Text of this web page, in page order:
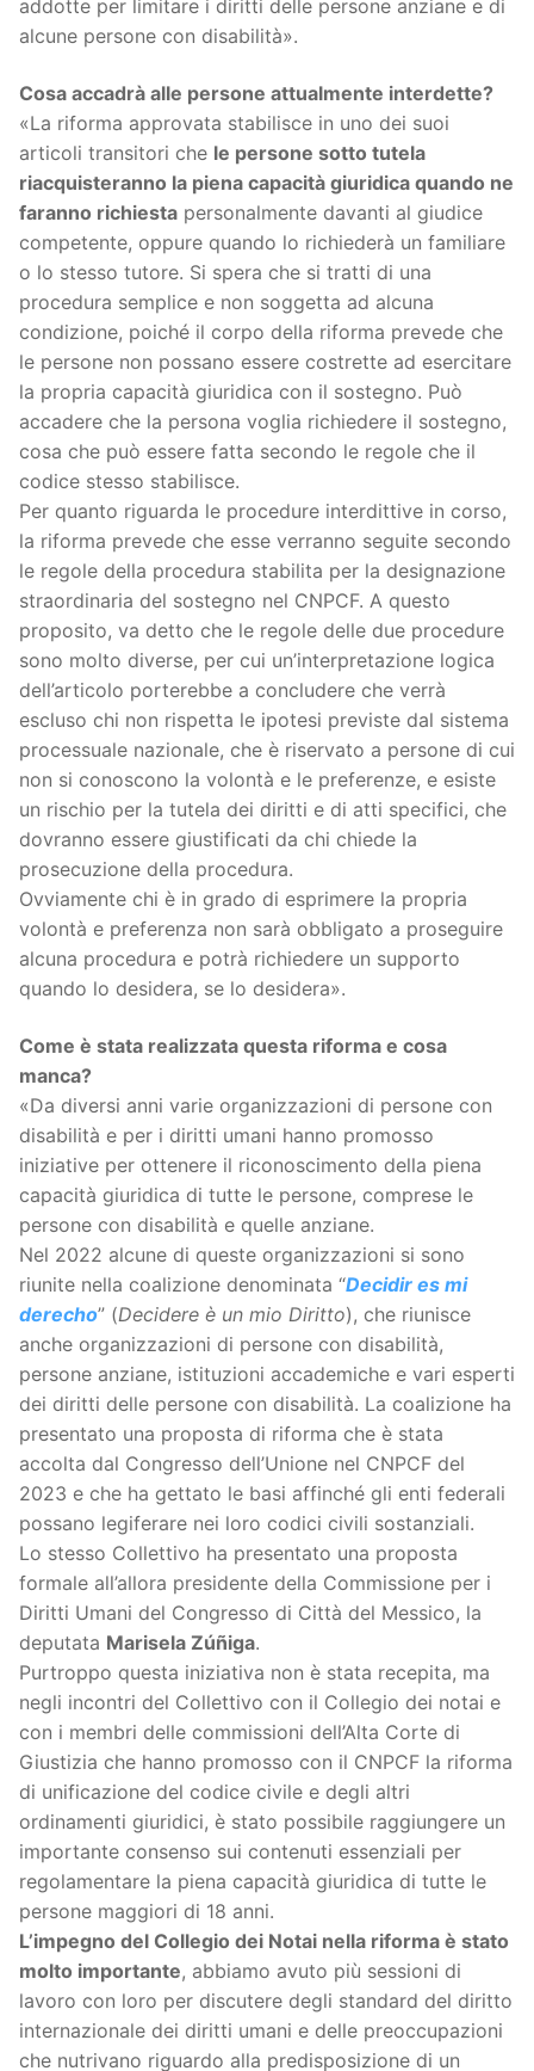
addotte per limitare i diritti delle persone anziane e di
alcune persone con disabilità».
Cosa accadrà alle persone attualmente interdette?
«La riforma approvata stabilisce in uno dei suoi
articoli transitori che le persone sotto tutela
riacquisteranno la piena capacità giuridica quando ne
faranno richiesta personalmente davanti al giudice
competente, oppure quando lo richiederà un familiare
o lo stesso tutore. Si spera che si tratti di una
procedura semplice e non soggetta ad alcuna
condizione, poiché il corpo della riforma prevede che
le persone non possano essere costrette ad esercitare
la propria capacità giuridica con il sostegno. Può
accadere che la persona voglia richiedere il sostegno,
cosa che può essere fatta secondo le regole che il
codice stesso stabilisce.
Per quanto riguarda le procedure interdittive in corso,
la riforma prevede che esse verranno seguite secondo
le regole della procedura stabilita per la designazione
straordinaria del sostegno nel CNPCF. A questo
proposito, va detto che le regole delle due procedure
sono molto diverse, per cui un’interpretazione logica
dell’articolo porterebbe a concludere che verrà
escluso chi non rispetta le ipotesi previste dal sistema
processuale nazionale, che è riservato a persone di cui
non si conoscono la volontà e le preferenze, e esiste
un rischio per la tutela dei diritti e di atti specifici, che
dovranno essere giustificati da chi chiede la
prosecuzione della procedura.
Ovviamente chi è in grado di esprimere la propria
volontà e preferenza non sarà obbligato a proseguire
alcuna procedura e potrà richiedere un supporto
quando lo desidera, se lo desidera».
Come è stata realizzata questa riforma e cosa
manca?
«Da diversi anni varie organizzazioni di persone con
disabilità e per i diritti umani hanno promosso
iniziative per ottenere il riconoscimento della piena
capacità giuridica di tutte le persone, comprese le
persone con disabilità e quelle anziane.
Nel 2022 alcune di queste organizzazioni si sono
riunite nella coalizione denominata “Decidir es mi
derecho” (Decidere è un mio Diritto), che riunisce
anche organizzazioni di persone con disabilità,
persone anziane, istituzioni accademiche e vari esperti
dei diritti delle persone con disabilità. La coalizione ha
presentato una proposta di riforma che è stata
accolta dal Congresso dell’Unione nel CNPCF del
2023 e che ha gettato le basi affinché gli enti federali
possano legiferare nei loro codici civili sostanziali.
Lo stesso Collettivo ha presentato una proposta
formale all’allora presidente della Commissione per i
Diritti Umani del Congresso di Città del Messico, la
deputata Marisela Zúñiga.
Purtroppo questa iniziativa non è stata recepita, ma
negli incontri del Collettivo con il Collegio dei notai e
con i membri delle commissioni dell’Alta Corte di
Giustizia che hanno promosso con il CNPCF la riforma
di unificazione del codice civile e degli altri
ordinamenti giuridici, è stato possibile raggiungere un
importante consenso sui contenuti essenziali per
regolamentare la piena capacità giuridica di tutte le
persone maggiori di 18 anni.
L’impegno del Collegio dei Notai nella riforma è stato
molto importante, abbiamo avuto più sessioni di
lavoro con loro per discutere degli standard del diritto
internazionale dei diritti umani e delle preoccupazioni
che nutrivano riguardo alla predisposizione di un